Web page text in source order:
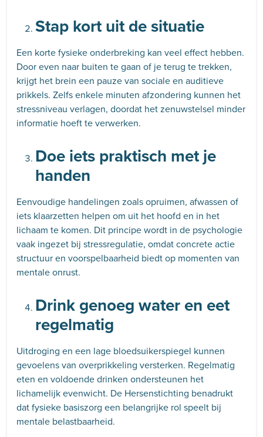
Stap kort uit de situatie
Een korte fysieke onderbreking kan veel effect hebben.
Door even naar buiten te gaan of je terug te trekken,
krijgt het brein een pauze van sociale en auditieve
prikkels. Zelfs enkele minuten afzondering kunnen het
stressniveau verlagen, doordat het zenuwstelsel minder
informatie hoeft te verwerken.
Doe iets praktisch met je
handen
Eenvoudige handelingen zoals opruimen, afwassen of
iets klaarzetten helpen om uit het hoofd en in het
lichaam te komen. Dit principe wordt in de psychologie
vaak ingezet bij stressregulatie, omdat concrete actie
structuur en voorspelbaarheid biedt op momenten van
mentale onrust.
Drink genoeg water en eet
regelmatig
Uitdroging en een lage bloedsuikerspiegel kunnen
gevoelens van overprikkeling versterken. Regelmatig
eten en voldoende drinken ondersteunen het
lichamelijk evenwicht. De Hersenstichting benadrukt
dat fysieke basiszorg een belangrijke rol speelt bij
mentale belastbaarheid.